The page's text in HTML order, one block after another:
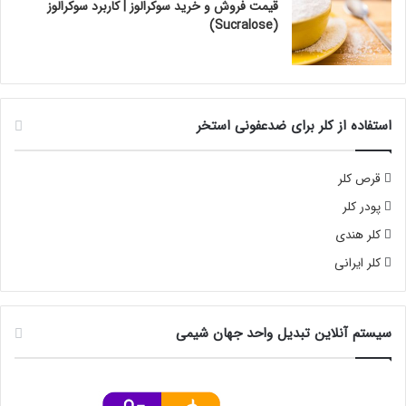
قیمت فروش و خرید سوکرالوز | کاربرد سوکرالوز
(Sucralose)
استفاده از کلر برای ضدعفونی استخر
قرص کلر
پودر کلر
کلر هندی
کلر ایرانی
سیستم آنلاین تبدیل واحد جهان شیمی